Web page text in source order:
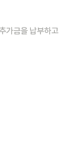
가금을 납부하고